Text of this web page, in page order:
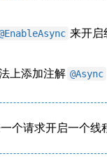
来开启
上添加注解 @Async
个请求开启一个线